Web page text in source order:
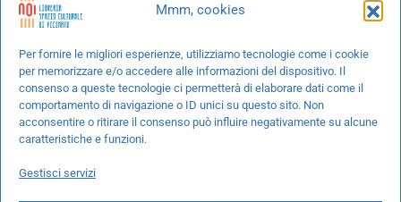
Mmm, cookies
Per fornire le migliori esperienze, utilizziamo tecnologie come i cookie
per memorizzare e/o accedere alle informazioni del dispositivo. Il
consenso a queste tecnologie ci permetterà di elaborare dati come il
comportamento di navigazione o ID unici su questo sito. Non
acconsentire o ritirare il consenso può influire negativamente su alcune
caratteristiche e funzioni.
Gestisci servizi
Chi siamo
Progetti speciali
Richiedi un libro
Spedizioni
Cookie Policy